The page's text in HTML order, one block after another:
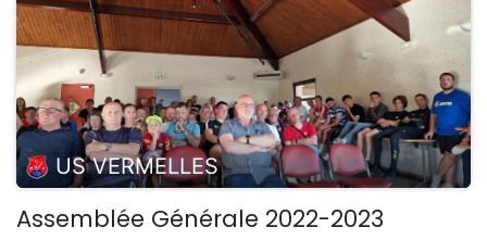
US VERMELLES
Assemblée Générale 2022-2023